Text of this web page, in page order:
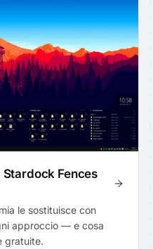
Fences
le sostituisce con
approccio — e cosa
gratuite.